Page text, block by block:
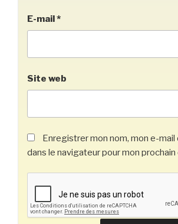
E-mail*
Site web
Enregistrer mon nom, mon e-
dans le navigateur pour mon